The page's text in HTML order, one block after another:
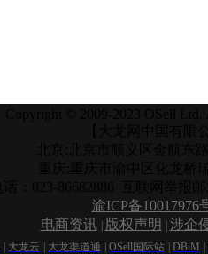
渝ICP备10017976
电商资讯
版权声明 涉企
大龙云 大龙渠道通 OSell国际站 DBiM